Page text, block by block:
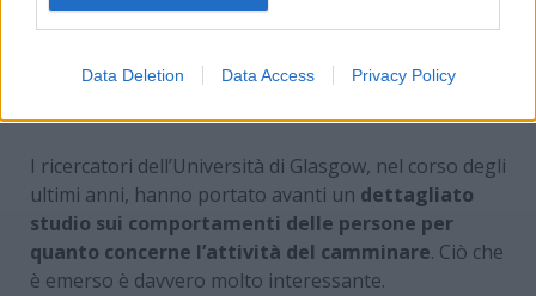
Data Deletion Data Access Privacy Policy
Andare a camminare fa bene al cuore: tutte le
www.motorinews24.com
I ricercatori dell’Università di Glasgow, nel corso degli
ultimi anni, hanno portato avanti un dettagliato
studio sui comportamenti delle persone per
quanto concerne l’attività del camminare. Ciò che
è emerso è davvero molto interessante.